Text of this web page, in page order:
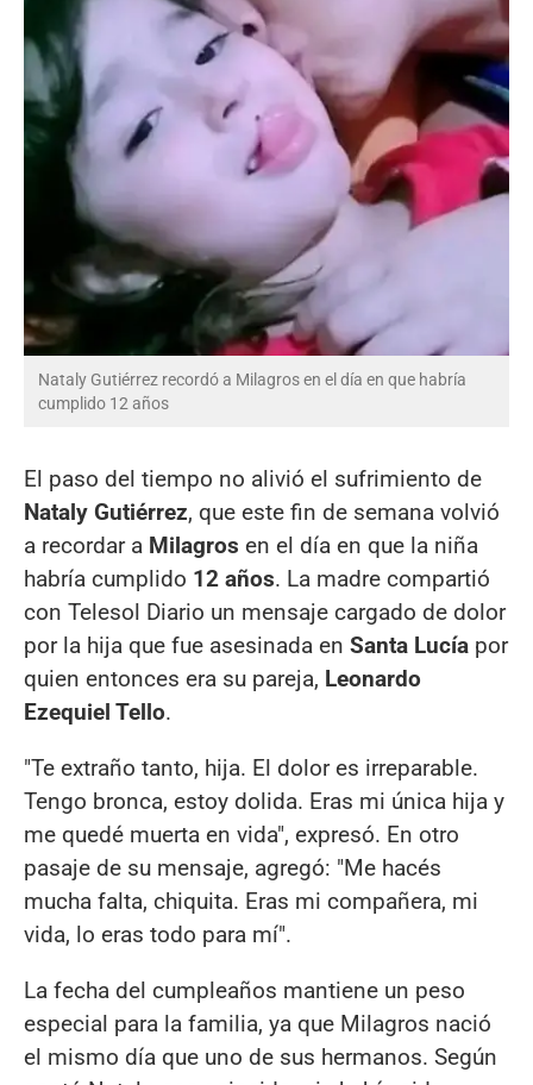
Nataly Gutiérrez recordó a Milagros en el día en que habría
cumplido 12 años
El paso del tiempo no alivió el sufrimiento de
Nataly Gutiérrez, que este fin de semana volvió
a recordar a Milagros en el día en que la niña
habría cumplido 12 años. La madre compartió
con Telesol Diario un mensaje cargado de dolor
por la hija que fue asesinada en Santa Lucía por
quien entonces era su pareja, Leonardo
Ezequiel Tello.
"Te extraño tanto, hija. El dolor es irreparable.
Tengo bronca, estoy dolida. Eras mi única hija y
me quedé muerta en vida", expresó. En otro
pasaje de su mensaje, agregó: "Me hacés
mucha falta, chiquita. Eras mi compañera, mi
vida, lo eras todo para mí".
La fecha del cumpleaños mantiene un peso
especial para la familia, ya que Milagros nació
el mismo día que uno de sus hermanos. Según